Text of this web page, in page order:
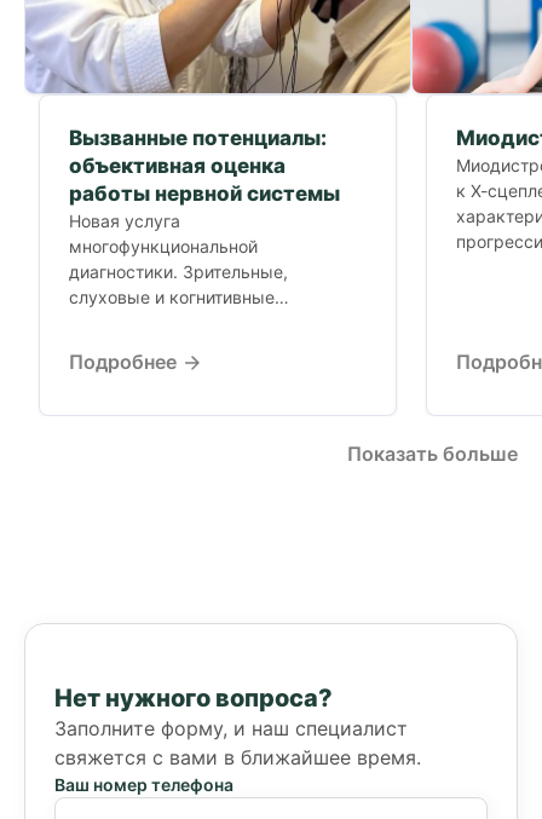
Вызванные потенциалы:
объективная оценка
работы нервной системы
Новая услуга
многофункциональной
диагностики. Зрительные,
слуховые и когнитивные
нервной системы, когда
Подробнее
к Х-
Показать больше
Нет нужного вопроса?
Заполните форму, и наш специалист
свяжется с вами в ближайшее время.
Ваш номер телефона